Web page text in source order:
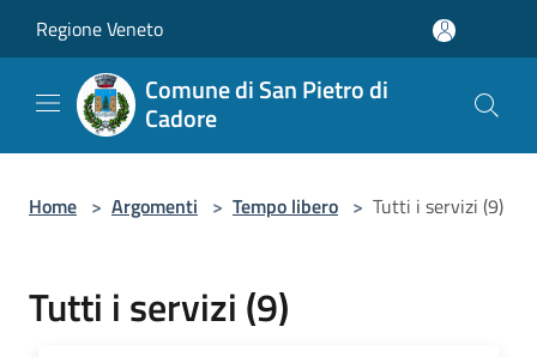
Regione Veneto
Comune di San Pietro di
Cadore
Home > Argomenti > Tempo libero > Tutti i servizi (9)
Tutti i servizi (9)